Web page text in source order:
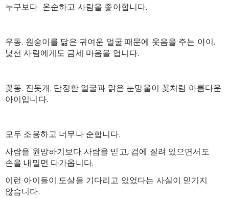
누구보다 온순하고 사람을 좋아합니다.
우동. 원숭이를 닮은 귀여운 얼굴 때문에 웃음을 주는 아이.
낯선 사람에게도 금세 마음을 엽니다.
꽃동. 진돗개. 단정한 얼굴과 맑은 눈망울이 꽃처럼 아름다운
아이입니다.
모두 조용하고 너무나 순합니다.
사람을 원망하기보다 사람을 믿고, 겁에 질려 있으면서도
손을 내밀면 다가옵니다.
이런 아이들이 도살을 기다리고 있었다는 사실이 믿기지
않습니다.